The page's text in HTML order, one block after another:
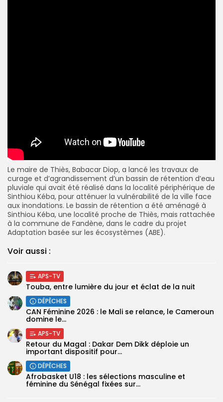
Le maire de Thiès, Babacar Diop, a lancé les travaux de
curage et d’agrandissement d’un bassin de rétention d’eau
pluviale qui avait été réalisé dans la localité périphérique de
Sinthiou Kéba, pour atténuer la vulnérabilité de la ville face
aux inondations. Le bassin de rétention a été aménagé à
Sinthiou Kéba, une localité proche de Thiès, mais rattachée
à la commune de Fandène, dans le cadre du projet
Adaptation basée sur les écosystèmes (ABE).
Voir aussi :
APS-TV
Touba, entre lumière du jour et éclat de la nuit
DÉPÊCHES
‎CAN Féminine 2026 : le Mali se relance, le Cameroun
domine le...
APS-TV
Retour du Magal : Dakar Dem Dikk déploie un
important dispositif pour...
DÉPÊCHES
‎Afrobasket U18 : les sélections masculine et
féminine du Sénégal fixées sur...